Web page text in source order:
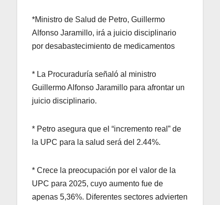
*Ministro de Salud de Petro, Guillermo
Alfonso Jaramillo, irá a juicio disciplinario
por desabastecimiento de medicamentos
* La Procuraduría señaló al ministro
Guillermo Alfonso Jaramillo para afrontar un
juicio disciplinario.
* Petro asegura que el “incremento real” de
la UPC para la salud será del 2.44%.
* Crece la preocupación por el valor de la
UPC para 2025, cuyo aumento fue de
apenas 5,36%. Diferentes sectores advierten